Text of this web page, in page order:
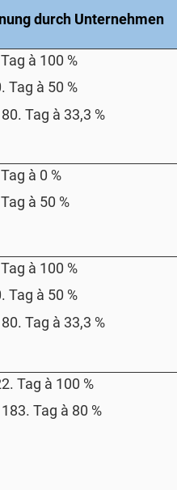
durch Unternehmen
à 100 %
Tag à 50 %
Tag à 33,3 %
à 0 %
à 50 %
à 100 %
Tag à 50 %
Tag à 33,3 %
Tag à 100 %
Tag à 80 %